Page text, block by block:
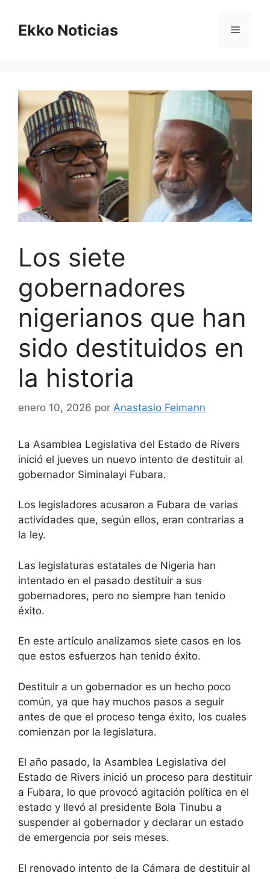
contenido
Ekko Noticias Menú
Los siete
gobernadores
nigerianos que han
sido destituidos en
la historia
enero 10, 2026 por Anastasio Feimann
La Asamblea Legislativa del Estado de Rivers
inició el jueves un nuevo intento de destituir al
gobernador Siminalayi Fubara.
Los legisladores acusaron a Fubara de varias
actividades que, según ellos, eran contrarias a
la ley.
Las legislaturas estatales de Nigeria han
intentado en el pasado destituir a sus
gobernadores, pero no siempre han tenido
éxito.
En este artículo analizamos siete casos en los
que estos esfuerzos han tenido éxito.
Destituir a un gobernador es un hecho poco
común, ya que hay muchos pasos a seguir
antes de que el proceso tenga éxito, los cuales
comienzan por la legislatura.
El año pasado, la Asamblea Legislativa del
Estado de Rivers inició un proceso para destituir
a Fubara, lo que provocó agitación política en el
estado y llevó al presidente Bola Tinubu a
suspender al gobernador y declarar un estado
de emergencia por seis meses.
El renovado intento de la Cámara de destituir al